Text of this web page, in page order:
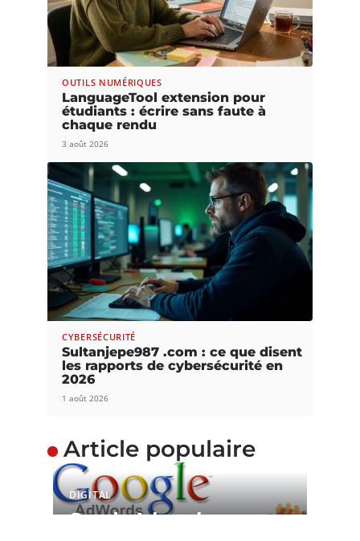
OUTILS NUMÉRIQUES
LanguageTool extension pour
étudiants : écrire sans faute à
chaque rendu
3 août 2026
CYBERSÉCURITÉ
Sultanjepe987 .com : ce que disent
les rapports de cybersécurité en
2026
1 août 2026
Article populaire
DIGITAL
Google Adwords :